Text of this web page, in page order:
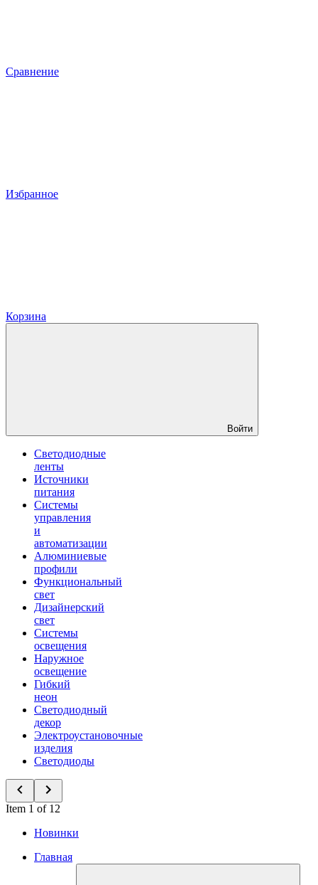
Сравнение
Избранное
Корзина
Войти
Светодиодные
ленты
Источники
питания
Системы
управления
и
автоматизации
Алюминиевые
профили
Функциональный
свет
Дизайнерский
свет
Системы
освещения
Наружное
освещение
Гибкий
неон
Светодиодный
декор
Электроустановочные
изделия
Светодиоды
Item 1 of 12
Новинки
Главная